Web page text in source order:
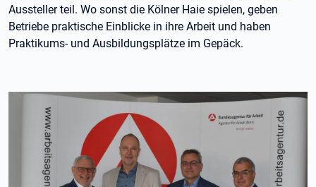
Aussteller teil. Wo sonst die Kölner Haie spielen, geben
Betriebe praktische Einblicke in ihre Arbeit und haben
Praktikums- und Ausbildungsplätze im Gepäck.